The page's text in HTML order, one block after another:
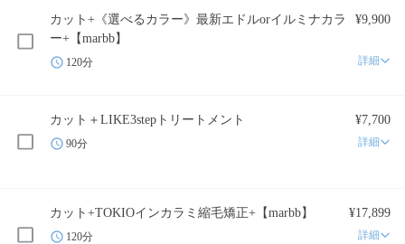
カット+《選べるカラー》最新エドルorイルミナカラ
ー+【marbb】
¥9,900
120分 詳細
カット＋LIKE3stepトリートメント ¥7,700
90分 詳細
カット+TOKIOインカラミ縮毛矯正+【marbb】 ¥17,899
120分 詳細